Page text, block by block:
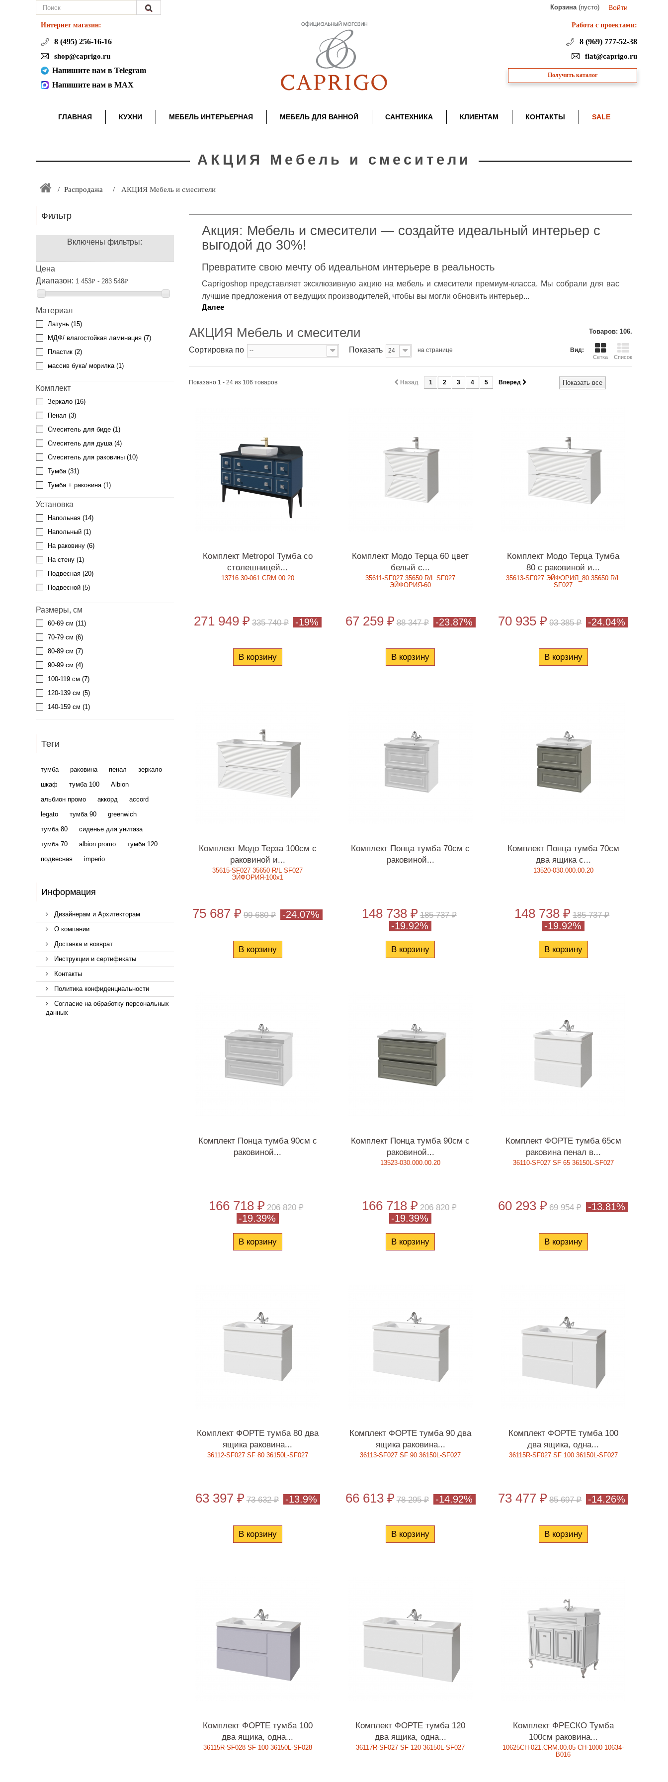
Войти
Корзина (пусто)
Интернет магазин:
8 (495) 256-16-16
shop@caprigo.ru
Напишите нам в Telegram
Напишите нам в MAX
Работа с проектами:
8 (969) 777-52-38
flat@caprigo.ru
Получить каталог
ГЛАВНАЯ КУХНИ МЕБЕЛЬ ИНТЕРЬЕРНАЯ МЕБЕЛЬ ДЛЯ ВАННОЙ САНТЕХНИКА КЛИЕНТАМ КОНТАКТЫ SALE
АКЦИЯ Мебель и смесители
Распродажа АКЦИЯ Мебель и смесители
Фильтр
Включены фильтры:
Цена
Диапазон: 1 453₽ - 283 548₽
Материал
Латунь (15)
МДФ/ влагостойкая ламинация (7)
Пластик (2)
массив бука/ морилка(1)
Комплект
Зеркало (16)
Пенал (3)
Смеситель для биде (1)
Смеситель для душа(4)
Смеситель для раковины (10)
Тумба(31)
Тумба + раковина(1)
Установка
Напольная (14)
Напольный (1)
На раковину (6)
На стену (1)
Подвесная (20)
Подвесной (5)
Размеры, см
60-69 см (11)
70-79 см (6)
80-89 см (7)
90-99 см (4)
100-119 см (7)
120-139 см (5)
140-159 см (1)
Теги
тумба раковина пенал
зеркало
шкаф
тумба 100
Albion
альбион промо
аккорд
accord
legato
тумба 90
greenwich
тумба 80
сиденье для унитаза
тумба 70
albion promo
тумба 120
подвесная
imperio
Информация
Дизайнерам и Архитекторам
О компании
Доставка и возврат
Инструкции и сертификаты
Контакты
Политика конфиденциальности
Согласие на обработку персональных
данных
Акция: Мебель и смесители — создайте идеальный интерьер с
выгодой до 30%!
Превратите свою мечту об идеальном интерьере в реальность
Caprigoshopпредставляет эксклюзивную акцию на мебель и смесители премиум-класса. Мы собрали для вас
лучшие предложения от ведущих производителей, чтобы вы могли обновить интерьер...
Далее
АКЦИЯ Мебель и смесители Товаров: 106.
Вид:
Сетка Список
Сортировка по -- Показать 24 на странице
Показать все
Назад 1 2 3 4 5 Вперед
Показано 1 - 24 из 106 товаров
Комплект Metropol Тумба со
столешницей...
13716.30-061.CRM.00.20
271 949 ₽ 335 740 ₽ -19%
В корзину
Комплект Модо Терца 60 цвет
белый с...
35611-SF027 35650 R/L SF027
ЭЙФОРИЯ-60
67 259 ₽ 88 347 ₽ -23.87%
В корзину
Комплект Модо Терца Тумба
80 с раковиной и...
35613-SF027 ЭЙФОРИЯ_80 35650 R/L
SF027
70 935 ₽ 93 385 ₽ -24.04%
В корзину
Комплект Модо Терза 100см с
раковиной и...
35615-SF027 35650 R/L SF027
ЭЙФОРИЯ-100x1
75 687 ₽ 99 680 ₽ -24.07%
В корзину
Комплект Понца тумба 70см с
раковиной...
148 738 ₽ 185 737 ₽
-19.92%
В корзину
Комплект Понца тумба 70см
два ящика с...
13520-030.000.00.20
148 738 ₽ 185 737 ₽
-19.92%
В корзину
Комплект Понца тумба 90см с
раковиной...
166 718 ₽ 206 820 ₽
-19.39%
В корзину
Комплект Понца тумба 90см с
раковиной...
13523-030.000.00.20
166 718 ₽ 206 820 ₽
-19.39%
В корзину
Комплект ФОРТЕ тумба 65см
раковина пенал в...
36110-SF027 SF 65 36150L-SF027
60 293 ₽ 69 954 ₽ -13.81%
В корзину
Комплект ФОРТЕ тумба 80 два
ящика раковина...
36112-SF027 SF 80 36150L-SF027
63 397 ₽ 73 632 ₽ -13.9%
В корзину
Комплект ФОРТЕ тумба 90 два
ящика раковина...
36113-SF027 SF 90 36150L-SF027
66 613 ₽ 78 295 ₽ -14.92%
В корзину
Комплект ФОРТЕ тумба 100
два ящика, одна...
36115R-SF027 SF 100 36150L-SF027
73 477 ₽ 85 697 ₽ -14.26%
В корзину
Комплект ФОРТЕ тумба 100
два ящика, одна...
36115R-SF028 SF 100 36150L-SF028
Комплект ФОРТЕ тумба 120
два ящика, одна...
36117R-SF027 SF 120 36150L-SF027
Комплект ФРЕСКО Тумба
100см раковина...
10625CH-021.CRM.00.05 CH-1000 10634-
В016